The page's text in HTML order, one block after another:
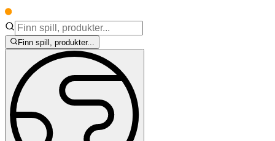
Finn spill, produkter...